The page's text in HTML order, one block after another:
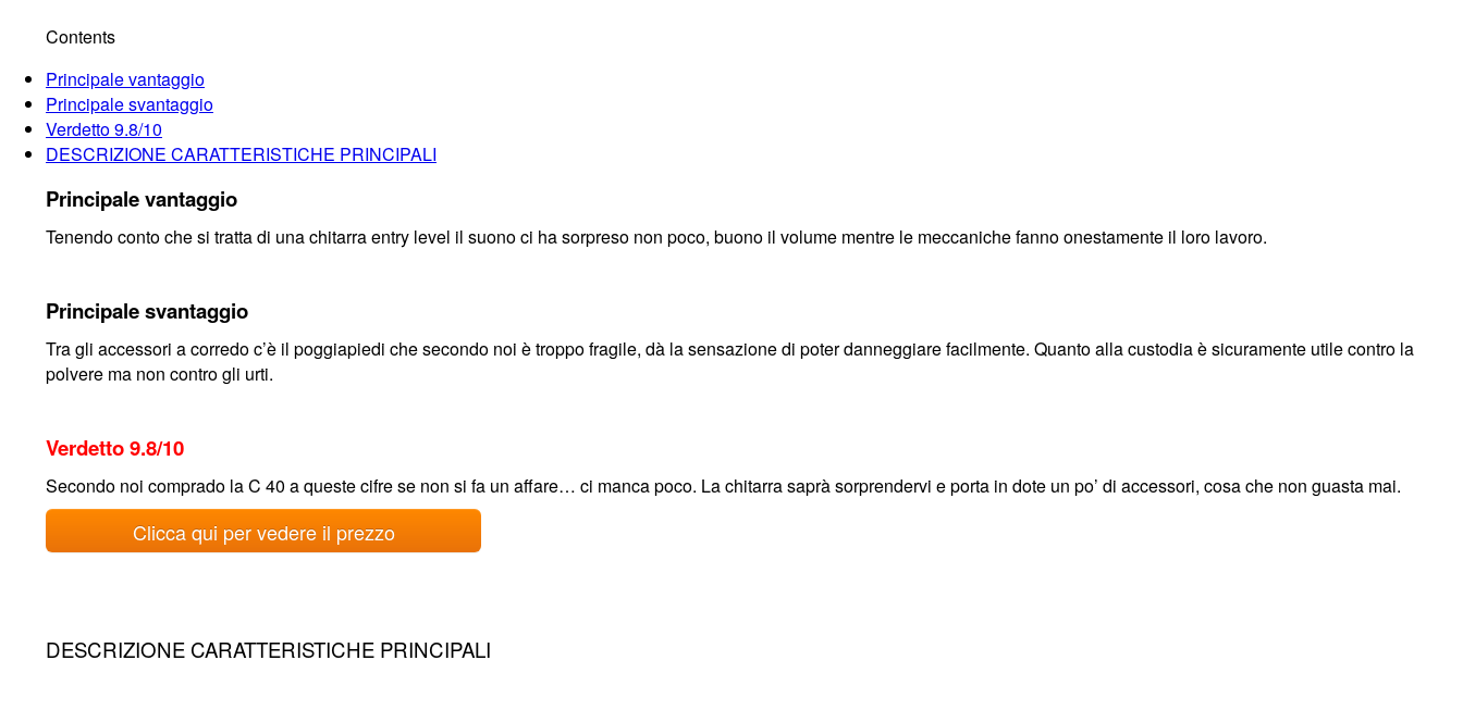
Contents
Principale vantaggio
Principale svantaggio
Verdetto 9.8/10
DESCRIZIONE CARATTERISTICHE PRINCIPALI
Principale vantaggio
Tenendo conto che si tratta di una chitarra entry level il suono ci ha sorpreso non poco, buono il volume mentre le meccaniche fanno onestamente il loro lavoro.
Principale svantaggio
Tra gli accessori a corredo c’è il poggiapiedi che secondo noi è troppo fragile, dà la sensazione di poter danneggiare facilmente. Quanto alla custodia è sicuramente utile contro la
polvere ma non contro gli urti.
Verdetto 9.8/10
Secondo noi comprado la C 40 a queste cifre se non si fa un affare… ci manca poco. La chitarra saprà sorprendervi e porta in dote un po’ di accessori, cosa che non guasta mai.
Clicca qui per vedere il prezzo
DESCRIZIONE CARATTERISTICHE PRINCIPALI